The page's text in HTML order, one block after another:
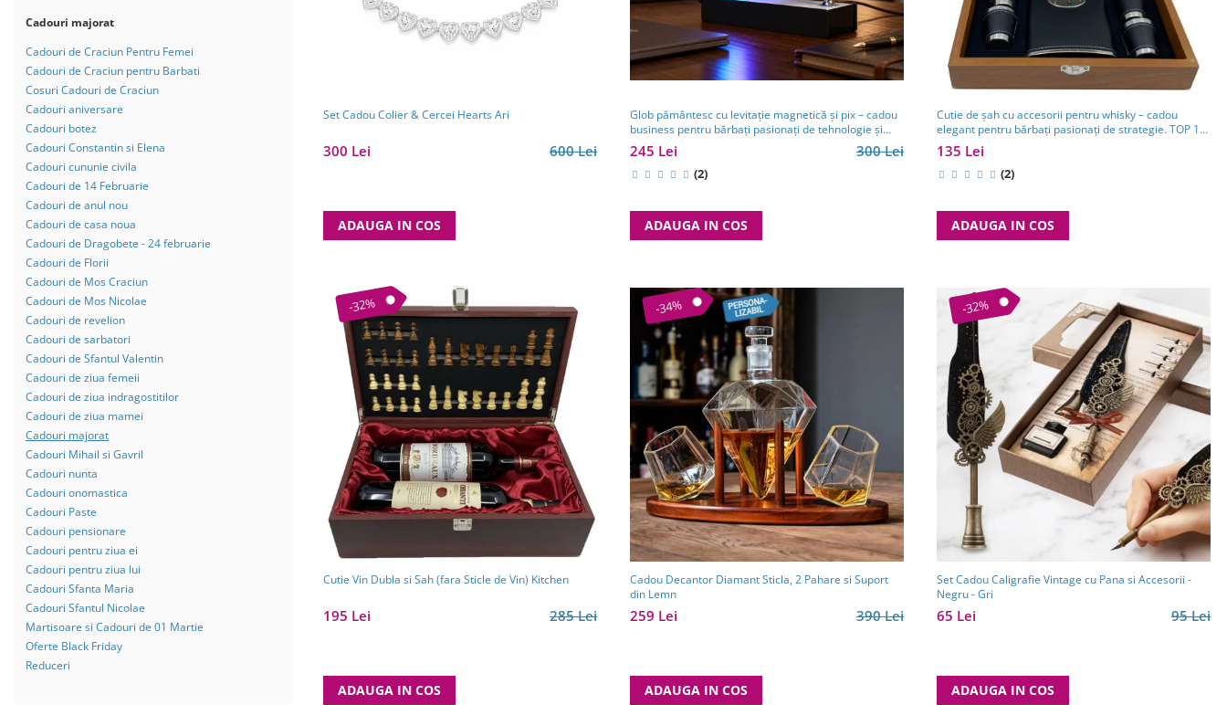
Cele mai vandute
Cele mai votate
Cu video
Pret
0 Lei - 100 Lei
100 Lei - 200 Lei
200 Lei - 300 Lei
300 Lei - 500 Lei
500 Lei - 1000 Lei
1000 Lei +
Cadouri majorat
Cadouri de Craciun Pentru Femei
Cadouri de Craciun pentru Barbati
Cosuri Cadouri de Craciun
Cadouri aniversare
Cadouri botez
Cadouri Constantin si Elena
Cadouri cununie civila
Cadouri de 14 Februarie
Cadouri de anul nou
Cadouri de casa noua
Cadouri de Dragobete - 24 februarie
Cadouri de Florii
Cadouri de Mos Craciun
Cadouri de Mos Nicolae
Cadouri de revelion
Cadouri de sarbatori
Cadouri de Sfantul Valentin
Cadouri de ziua femeii
Cadouri de ziua indragostitilor
Cadouri de ziua mamei
Cadouri majorat
Cadouri Mihail si Gavril
Cadouri nunta
Cadouri onomastica
Cadouri Paste
Cadouri pensionare
Cadouri pentru ziua ei
Cadouri pentru ziua lui
Cadouri Sfanta Maria
Cadouri Sfantul Nicolae
Martisoare si Cadouri de 01 Martie
Oferte Black Friday
Reduceri
Set Cadou Colier & Cercei Hearts Ari
600 Lei
300 Lei
ADAUGA IN COS
Glob pământesc cu levitație magnetică și pix – cadou
business pentru bărbați pasionați de tehnologie și
călătorii
300 Lei
245 Lei
(2)
ADAUGA IN COS
Cutie de șah cu accesorii pentru whisky – cadou
elegant pentru bărbați pasionați de strategie. TOP 10
Cadouri Barbati
135 Lei
(2)
ADAUGA IN COS
-32%
Cutie Vin Dubla si Sah (fara Sticle de Vin) Kitchen
285 Lei
195 Lei
ADAUGA IN COS
-34%
Cadou Decantor Diamant Sticla, 2 Pahare si Suport
din Lemn
390 Lei
259 Lei
ADAUGA IN COS
-32%
Set Cadou Caligrafie Vintage cu Pana si Accesorii -
Negru - Gri
95 Lei
65 Lei
ADAUGA IN COS